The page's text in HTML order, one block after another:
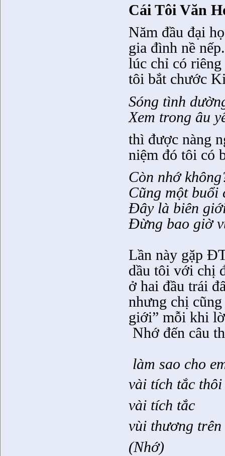
Cái Tôi Văn
Năm đầu đại
gia đình nề
lúc chỉ có
tôi bắt chước
Sóng tình
Xem trong âu
thì được nàng
niệm đó tôi có
Còn nhớ
Cũng một buổi
Đây là biên
Đừng bao giờ
Lần này gặp
dầu tôi với chị
ở hai đầu trái
nhưng chị
giới” mỗi khi
Nhớ đến câu
làm sao cho
vài tích tắc thôi
vài tích tắc
vùi thương
(Nhớ)